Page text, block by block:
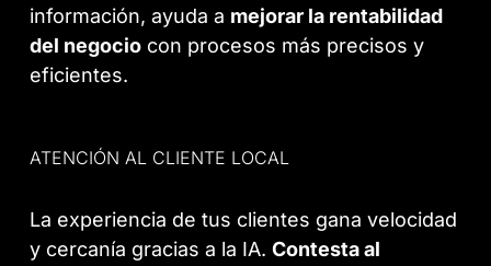
información, ayuda a mejorar la rentabilidad
del negocio con procesos más precisos y
eficientes.
ATENCIÓN AL CLIENTE LOCAL
La experiencia de tus clientes gana velocidad
y cercanía gracias a la IA.Contesta al